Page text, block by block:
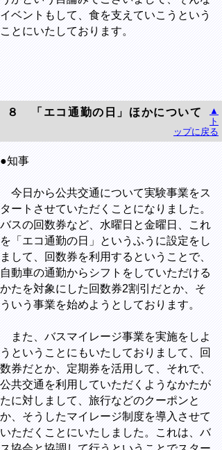
イベントもして、食を支えていこうという
ことにいたしております。
８ 「エコ通勤の日」ほかについて
▲
ト
ップに戻る
●知事
今日から公共交通について実験事業をス
タートさせていただくことになりました。
バスの回数券など、水曜日と金曜日、これ
を「エコ通勤の日」というふうに設定をし
まして、回数券を利用するということで、
自動車の通勤からシフトをしていただける
かたを対象にした回数券2割引だとか、そ
ういう事業を始めようとしております。
また、バスマイレージ事業を実施をしよ
うということにもいたしておりまして、回
数券だとか、定期券を活用して、それで、
公共交通を利用していただくようなかたが
たに対しまして、旅行などのクーポンと
か、そうしたマイレージ制度を導入させて
いただくことにいたしました。これは、バ